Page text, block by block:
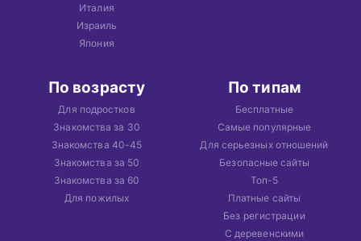
Италия
Израиль
Япония
По возрасту
Для подростков
Знакомства за 30
Знакомства 40-45
Знакомства за 50
Знакомства за 60
Для пожилых
По типам
Бесплатные
Самые популярные
Для серьезных отношений
Безопасные сайты
Топ-5
Платные сайты
Без регистрации
С деревенскими